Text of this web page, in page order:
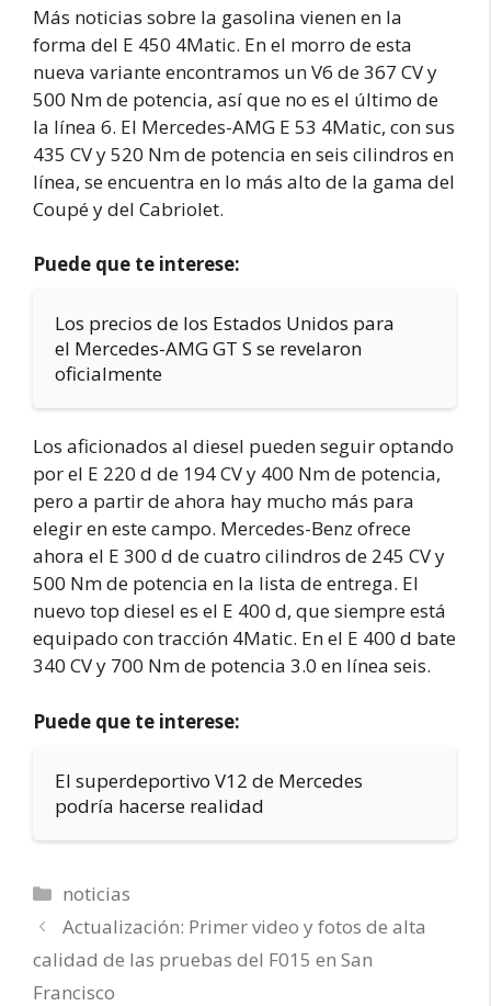
Más noticias sobre la gasolina vienen en la
forma del E 450 4Matic. En el morro de esta
nueva variante encontramos un V6 de 367 CV y
500 Nm de potencia, así que no es el último de
la línea 6. El Mercedes-AMG E 53 4Matic, con sus
435 CV y 520 Nm de potencia en seis cilindros en
línea, se encuentra en lo más alto de la gama del
Coupé y del Cabriolet.
Puede que te interese:
Los precios de los Estados Unidos para
el Mercedes-AMG GT S se revelaron
oficialmente
Los aficionados al diesel pueden seguir optando
por el E 220 d de 194 CV y 400 Nm de potencia,
pero a partir de ahora hay mucho más para
elegir en este campo. Mercedes-Benz ofrece
ahora el E 300 d de cuatro cilindros de 245 CV y
500 Nm de potencia en la lista de entrega. El
nuevo top diesel es el E 400 d, que siempre está
equipado con tracción 4Matic. En el E 400 d bate
340 CV y 700 Nm de potencia 3.0 en línea seis.
Puede que te interese:
El superdeportivo V12 de Mercedes
podría hacerse realidad
Categorías
noticias
Actualización: Primer video y fotos de alta
calidad de las pruebas del F015 en San
Francisco